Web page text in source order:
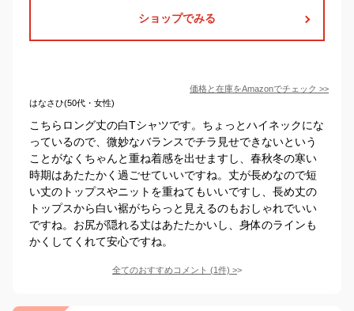
ショップでみる
価格と在庫をAmazonでチェック >>
はなさひ(50代・女性)
こちらロング丈の白Tシャツです。ちょっとハイネックにな
っているので、微妙なバランスでチラ見せできないという
ことがなくちゃんと重ね着感を出せますし、春秋冬の寒い
時期はあたたかく過ごせていいですね。丈が長めなので短
い丈のトップスやニットを重ねてもいいですし、長め丈の
トップスから白い裾がちらっと見えるのもおしゃれでいい
ですね。お尻が隠れる丈はあたたかいし、身体のラインも
かくしてくれて安心ですね。
全てのおすすめコメント (1件) >